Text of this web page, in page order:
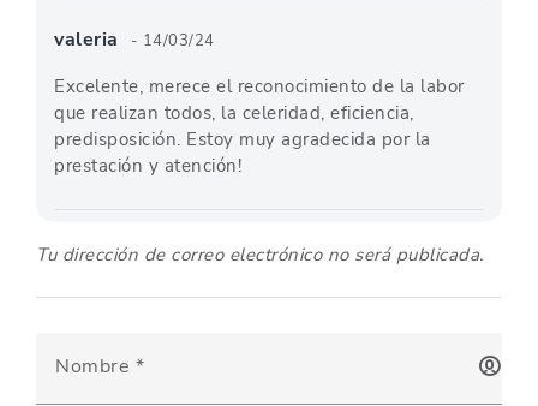
valeria - 14/03/24
Excelente, merece el reconocimiento de la labor
que realizan todos, la celeridad, eficiencia,
predisposición. Estoy muy agradecida por la
prestación y atención!
Tu dirección de correo electrónico no será publicada.
Nombre *